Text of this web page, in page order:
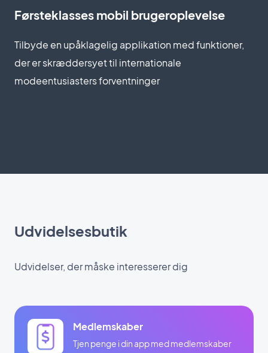
Førsteklasses mobil brugeroplevelse
Tilbyde en upåklagelig applikation med funktioner,
der er skræddersyet til internationale
modeentusiasters forventninger
Udvidelsesbutik
Udvidelser, der måske interesserer dig
Medlemskaber
Tjen penge i din app med medlemskaber